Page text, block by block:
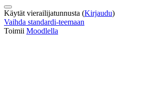
Käytät vierailijatunnusta (Kirjaudu)
Vaihda standardi-teemaan
Toimii Moodlella